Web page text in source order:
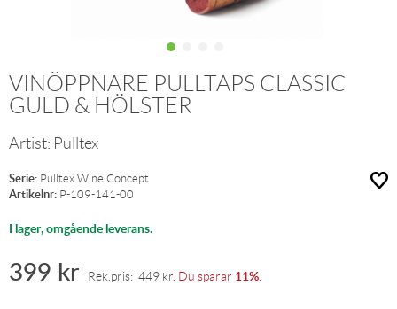
VINÖPPNARE PULLTAPS CLASSIC
GULD & HÖLSTER
Artist: Pulltex
Serie: Pulltex Wine Concept
Artikelnr: P-109-141-00
I lager, omgående leverans.
399 kr Rek.pris: 449 kr Du sparar 11%